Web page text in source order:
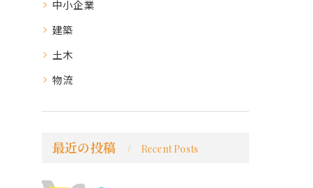
中小企業
建築
土木
物流
最近の投稿 Recent Posts